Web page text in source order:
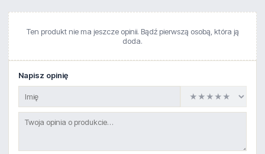
Ten produkt nie ma jeszcze opinii. Bądź pierwszą osobą, która ją
doda.
Napisz opinię